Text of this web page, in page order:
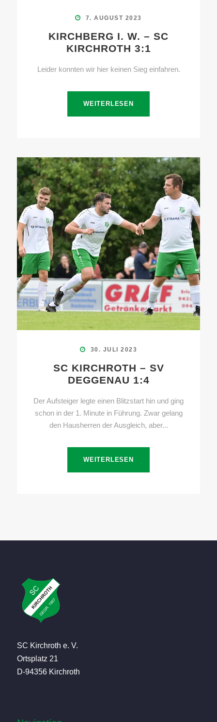
7. AUGUST 2023
KIRCHBERG I. W. – SC
KIRCHROTH 3:1
Leider konnten wir hier keinen Sieg einfahren.
WEITERLESEN
30. JULI 2023
SC KIRCHROTH – SV
DEGGENAU 1:4
Der Aufsteiger legte einen Blitzstart hin und ging
schon in der 1. Minute in Führung. Zwar gelang
den Hausherren der Ausgleich, aber...
WEITERLESEN
SC Kirchroth e. V.
Ortsplatz 21
D-94356 Kirchroth